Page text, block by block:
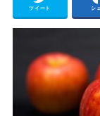
ツイート シ